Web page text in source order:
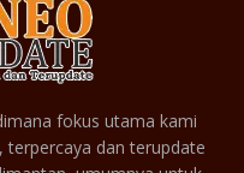
fokus utama kami
dan terupdate